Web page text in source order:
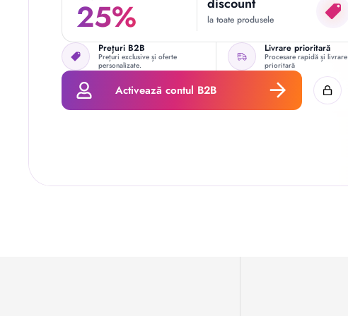
25% la toate produsele
Prețuri B2B
Prețuri exclusive și oferte
personalizate.
Livrare prioritară
Procesare rapidă și livrare
prioritară
Activează contul B2B